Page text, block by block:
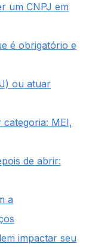
um CNPJ em
é obrigatório e
ou atuar
MEI,
de abrir:
a
impactar seu